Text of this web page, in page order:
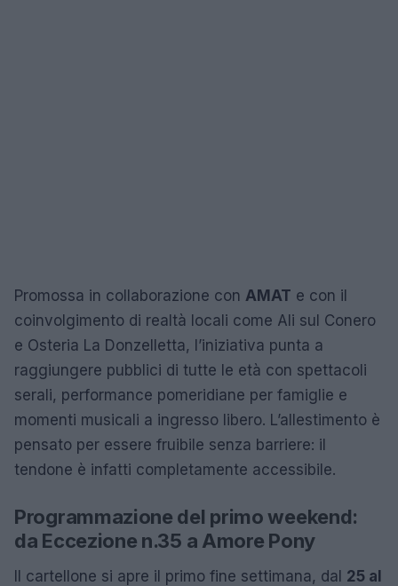
Promossa in collaborazione con AMAT e con il
coinvolgimento di realtà locali come Ali sul Conero
e Osteria La Donzelletta, l’iniziativa punta a
raggiungere pubblici di tutte le età con spettacoli
serali, performance pomeridiane per famiglie e
momenti musicali a ingresso libero. L’allestimento è
pensato per essere fruibile senza barriere: il
tendone è infatti completamente accessibile.
Programmazione del primo weekend:
da Eccezione n.35 a Amore Pony
Il cartellone si apre il primo fine settimana, dal 25 al